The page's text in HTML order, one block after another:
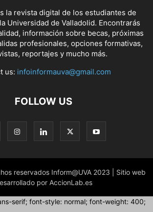
la revista digital de los estudiantes de
Universidad de Valladolid. Encontrarás
información sobre becas, próximas
profesionales, opciones formativas,
reportajes y mucho más.
us: infoinformauva@gmail.com
FOLLOW US
reservados Inform@UVA 2023 | Sitio web
por AccionLab.es
serif; font-style: normal; font-weight: 400;